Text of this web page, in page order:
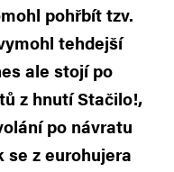
pohřbít tzv.
tehdejší
ale stojí po
z hnutí Stačilo!,
po návratu
se z eurohujera